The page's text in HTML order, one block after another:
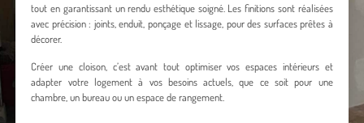
tout en garantissant un rendu esthétique soigné. Les finitions sont réalisées
avec précision : joints, enduit, ponçage et lissage, pour des surfaces prêtes à
décorer.
Créer une cloison, c’est avant tout optimiser vos espaces intérieurs et
adapter votre logement à vos besoins actuels, que ce soit pour une
chambre, un bureau ou un espace de rangement.